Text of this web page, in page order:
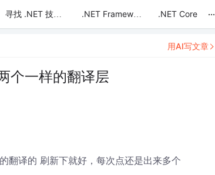
寻找 .NET 技术达人 .NET Framework .NET Core ...
个一样的翻译层
译的 刷新下就好，每次点还是出来多个
用AI写文章